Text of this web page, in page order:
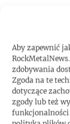
Aby zapewnić
zdobywania
Zgoda na te
dotyczące
zgody lub też
funkcjonalności